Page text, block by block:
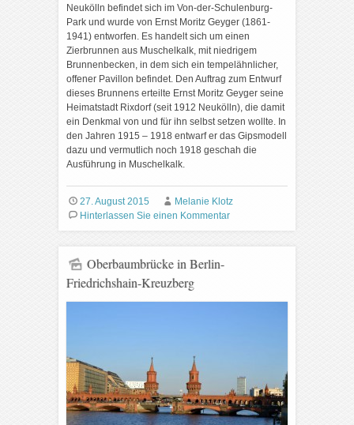
Neukölln befindet sich im Von-der-Schulenburg-
Park und wurde von Ernst Moritz Geyger (1861-
1941) entworfen. Es handelt sich um einen
Zierbrunnen aus Muschelkalk, mit niedrigem
Brunnenbecken, in dem sich ein tempelähnlicher,
offener Pavillon befindet. Den Auftrag zum Entwurf
dieses Brunnens erteilte Ernst Moritz Geyger seine
Heimatstadt Rixdorf (seit 1912 Neukölln), die damit
ein Denkmal von und für ihn selbst setzen wollte. In
den Jahren 1915 – 1918 entwarf er das Gipsmodell
dazu und vermutlich noch 1918 geschah die
Ausführung in Muschelkalk.
27. August 2015
Melanie Klotz
Hinterlassen Sie einen Kommentar
Oberbaumbrücke in Berlin-
Friedrichshain-Kreuzberg